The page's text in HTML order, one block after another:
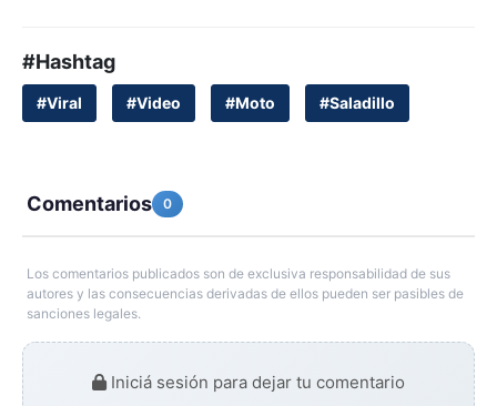
#Hashtag
#Viral #Video #Moto #Saladillo
Comentarios 0
Los comentarios publicados son de exclusiva responsabilidad de sus
autores y las consecuencias derivadas de ellos pueden ser pasibles de
sanciones legales.
Iniciá sesión para dejar tu comentario